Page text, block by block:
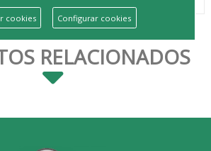
RELACIONADOS
cookies Configurar cookies